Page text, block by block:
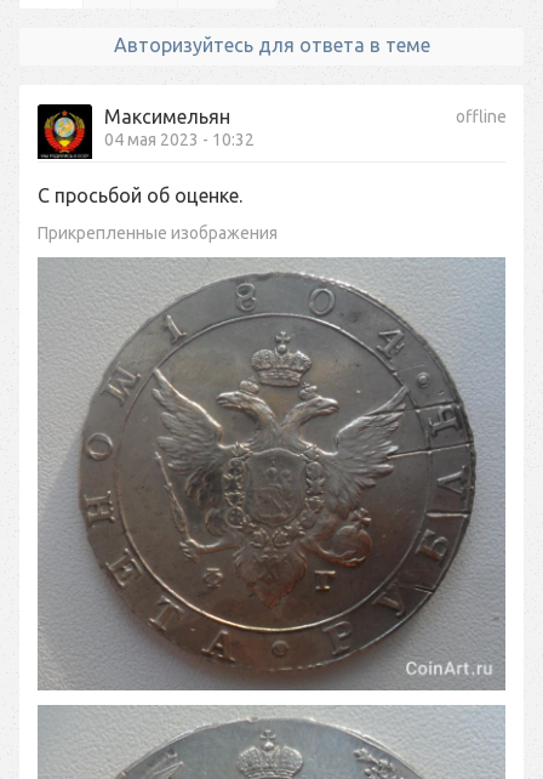
Авторизуйтесь для ответа в теме
offline
Максимельян
04 мая 2023 - 10:32
С просьбой об оценке.
Прикрепленные изображения